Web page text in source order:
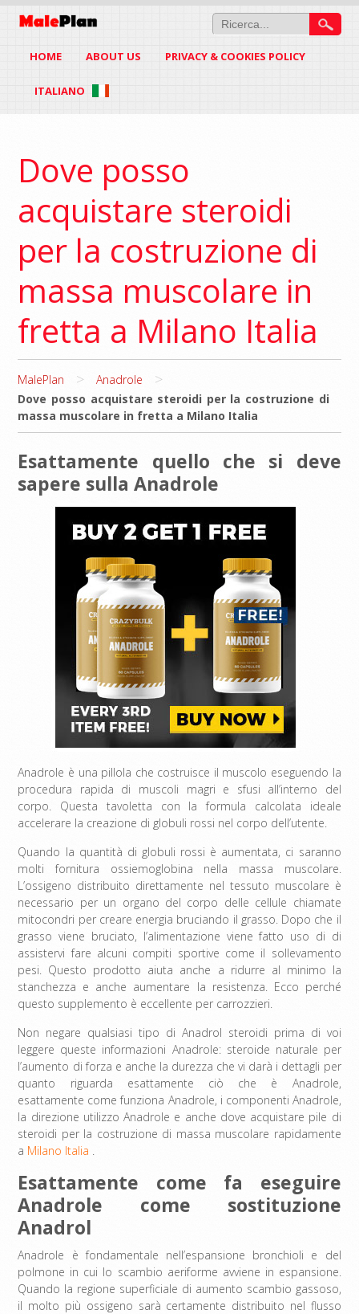
HOME ABOUT US PRIVACY & COOKIES POLICY
ITALIANO
Dove posso
acquistare steroidi
per la costruzione di
massa muscolare in
fretta a Milano Italia
MalePlan > Anadrole >
Dove posso acquistare steroidi per la costruzione di
massa muscolare in fretta a Milano Italia
Esattamente quello che si deve
sapere sulla Anadrole
Anadrole è una pillola che costruisce il muscolo eseguendo la
procedura rapida di muscoli magri e sfusi all’interno del
corpo. Questa tavoletta con la formula calcolata ideale
accelerare la creazione di globuli rossi nel corpo dell’utente.
Quando la quantità di globuli rossi è aumentata, ci saranno
molti fornitura ossiemoglobina nella massa muscolare.
L’ossigeno distribuito direttamente nel tessuto muscolare è
necessario per un organo del corpo delle cellule chiamate
mitocondri per creare energia bruciando il grasso. Dopo che il
grasso viene bruciato, l’alimentazione viene fatto uso di di
assistervi fare alcuni compiti sportive come il sollevamento
pesi. Questo prodotto aiuta anche a ridurre al minimo la
stanchezza e anche aumentare la resistenza. Ecco perché
questo supplemento è eccellente per carrozzieri.
Non negare qualsiasi tipo di Anadrol steroidi prima di voi
leggere queste informazioni Anadrole: steroide naturale per
l’aumento di forza e anche la durezza che vi darà i dettagli per
quanto riguarda esattamente ciò che è Anadrole,
esattamente come funziona Anadrole, i componenti Anadrole,
la direzione utilizzo Anadrole e anche dove acquistare pile di
steroidi per la costruzione di massa muscolare rapidamente
a Milano Italia .
Esattamente come fa eseguire
Anadrole come sostituzione
Anadrol
Anadrole è fondamentale nell’espansione bronchioli e del
polmone in cui lo scambio aeriforme avviene in espansione.
Quando la regione superficiale di aumento scambio gassoso,
il molto più ossigeno sarà certamente distribuito nel flusso